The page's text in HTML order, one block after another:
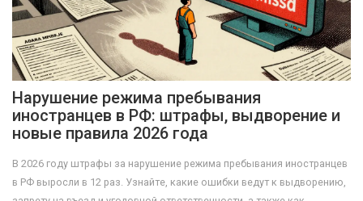
Нарушение режима пребывания
иностранцев в РФ: штрафы, выдворение и
новые правила 2026 года
В 2026 году штрафы за нарушение режима пребывания иностранцев
в РФ выросли в 12 раз. Узнайте, какие ошибки ведут к выдворению,